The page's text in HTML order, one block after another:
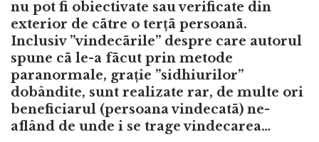
nu pot fi obiectivate sau verificate din
exterior de cãtre o terțã persoanã.
Inclusiv ”vindecãrile” despre care autorul
spune cã le-a fãcut prin metode
paranormale, grație ”sidhiurilor”
dobândite, sunt realizate rar, de multe ori
beneficiarul (persoana vindecatã) ne-
aflând de unde i se trage vindecarea…